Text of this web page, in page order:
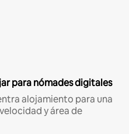
para nómades digitales
alojamiento para una
y área de